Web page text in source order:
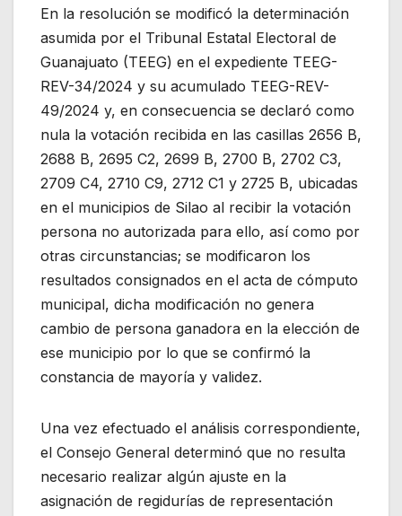
En la resolución se modificó la determinación
asumida por el Tribunal Estatal Electoral de
Guanajuato (TEEG) en el expediente TEEG-
REV-34/2024 y su acumulado TEEG-REV-
49/2024 y, en consecuencia se declaró como
nula la votación recibida en las casillas 2656 B,
2688 B, 2695 C2, 2699 B, 2700 B, 2702 C3,
2709 C4, 2710 C9, 2712 C1 y 2725 B, ubicadas
en el municipios de Silao al recibir la votación
persona no autorizada para ello, así como por
otras circunstancias; se modificaron los
resultados consignados en el acta de cómputo
municipal, dicha modificación no genera
cambio de persona ganadora en la elección de
ese municipio por lo que se confirmó la
constancia de mayoría y validez.
Una vez efectuado el análisis correspondiente,
el Consejo General determinó que no resulta
necesario realizar algún ajuste en la
asignación de regidurías de representación